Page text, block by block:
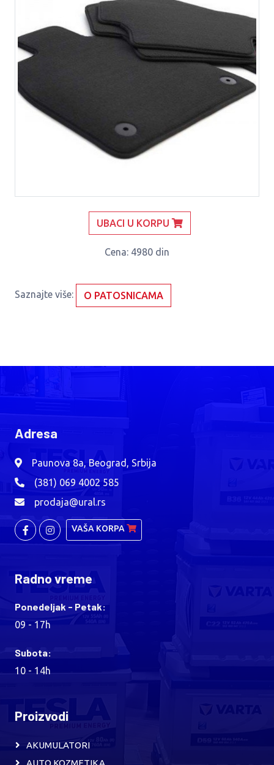
UBACI U KORPU
Cena: 4980 din
Saznajte više: O PATOSNICAMA
Adresa
Paunova 8a, Beograd, Srbija
(381) 069 4002 585
prodaja@ural.rs
VAŠA KORPA
Radno vreme
Ponedeljak - Petak:
09 - 17h
Subota:
10 - 14h
Proizvodi
AKUMULATORI